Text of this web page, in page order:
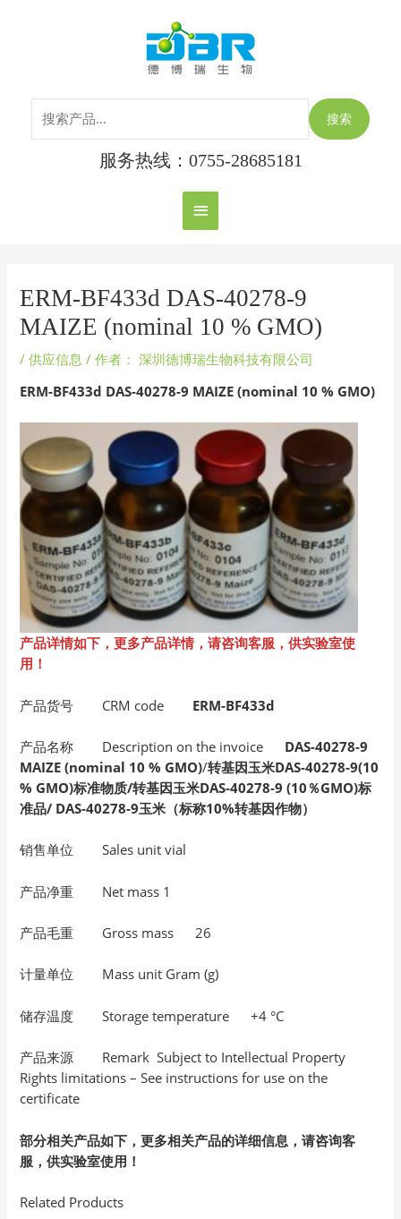
主
菜
单
搜索
服务热线：0755-28685181
ERM-BF433d DAS-40278-9
MAIZE (nominal 10 % GMO)
/供应信息 / 作者： 深圳德博瑞生物科技有限公司
ERM-BF433d DAS-40278-9 MAIZE (nominal 10 % GMO)
产品详情如下，更多产品详情，请咨询客服，供实验室使
用！
产品货号 CRM code ERM-BF433d
产品名称 Description on the invoice
DAS-40278-9
MAIZE (nominal 10 % GMO)/转基因玉米DAS-40278-9(10
% GMO)标准物质/转基因玉米DAS-40278-9 (10％GMO)标
准品/ DAS-40278-9玉米（标称10%转基因作物）
销售单位 Sales unit vial
产品净重 Net mass 1
产品毛重 Gross mass 26
计量单位 Mass unit Gram (g)
储存温度 Storage temperature +4 °C
产品来源 Remark Subject to Intellectual Property
Rights limitations – See instructions for use on the
certificate
部分相关产品如下，更多相关产品的详细信息，请咨询客
服，供实验室使用！
Related Products